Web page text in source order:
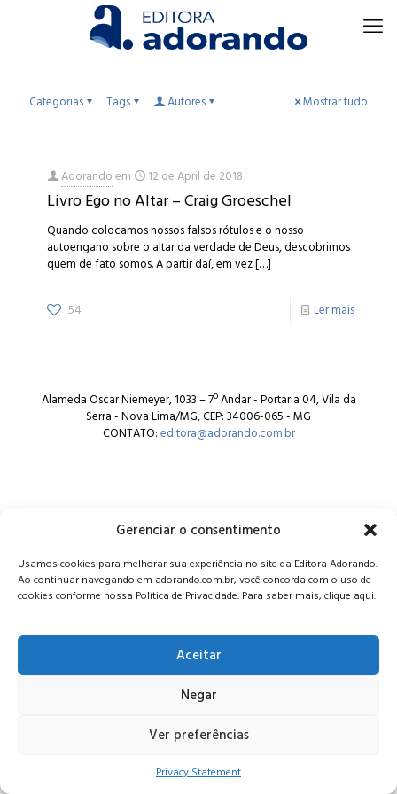
Gerenciar o consentimento
Usamos cookies para melhorar sua experiência no site da Editora Adorando.
Ao continuar navegando em adorando.com.br, você concorda com o uso de
cookies conforme nossa Política de Privacidade. Para saber mais, clique aqui.
Aceitar
Negar
Ver preferências
Privacy Statement
Categorias Tags Autores Mostrar tudo
Adorandoem 12 de April de 2018
Livro Ego no Altar – Craig Groeschel
Quando colocamos nossos falsos rótulos e o nosso
autoengano sobre o altar da verdade de Deus, descobrimos
quem de fato somos. A partir daí, em vez[…]
54 Ler mais
Alameda Oscar Niemeyer, 1033 – 7º Andar - Portaria 04, Vila da
Serra - Nova Lima/MG, CEP: 34006-065 - MG
CONTATO:editora@adorando.com.br
© Editora Adorando 2026. Todos os direitos reservados.
Consulte nossapolítica de privacidade.